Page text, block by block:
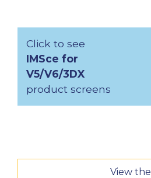
Click to see
IMSce for
V5/V6/3DX
product screens
View the